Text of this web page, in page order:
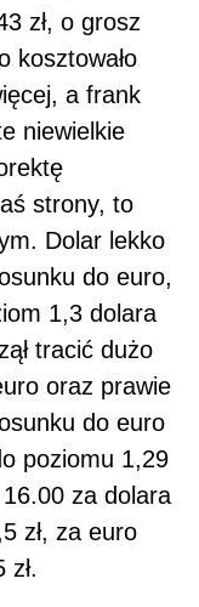
zł, o grosz
kosztowało
a frank
niewielkie
strony, to
Dolar lekko
do euro,
1,3 dolara
tracić dużo
oraz prawie
do euro
poziomu 1,29
za dolara
zł, za euro